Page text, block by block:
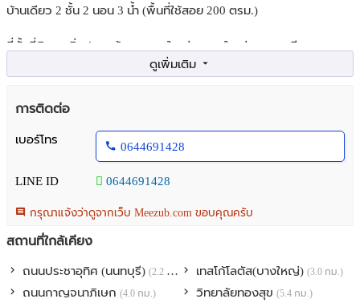
บ้านเดียว 2 ชั้น 2 นอน 3 น้ำ (พื้นที่ใช้สอย 200 ตรม.)
ที่ตั้งที่ดินและสิ่งปลูกสร้าง ต.บางใหญ่ อ.บางใหญ่ จ.นนทบุรี
https://maps.app.goo.gl/cmvRFa4m8rW8p7Z67
หน้ากว้าง 44 เมตร ยาว 324 เมตร
ถนนคอนกรีตหน้าแปลงที่ดินกว้าง 8 เมตร
เดินทางสะดวก สงบ ปลอดภัย อากาศดี
เหมาะทำหมู่บ้านจัดสรร, สถานดูแลผู้สูงอายุ
ร้านอาหาร ร้านกาแฟ ศุนย์สุขภาพ ค้าขายพันธ์ุไม้
200 ม. จากถนนเลียบคลองประปามหาสวัสดิ์
500 ม. จากแนวถนนตัดใหม่ นครอินทร์ ศาลายา
การติดต่อ
เบอร์โทร
0644691428
LINE ID 0644691428
กรุณาแจ้งว่าดูจากเว็บ Meezub.com ขอบคุณครับ
สถานที่ใกล้เคียง
ถนนประชาอุทิศ (นนทบุรี) (2.2 กม.) เทสโก้โลตัส(บางใหญ่) (3.0 กม.)
ถนนกาญจนาภิเษก (4.0 กม.) วิทยาลัยทองสุข (5.4 กม.)